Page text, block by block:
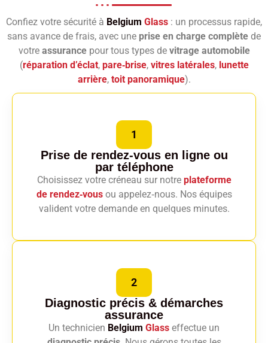
Confiez votre sécurité à Belgium Glass : un processus rapide,
sans avance de frais, avec une prise en charge complète de
votre assurancepour tous types de vitrage automobile
(réparation d’éclat, pare‑brise, vitres latérales, lunette
arrière, toit panoramique).
1
Prise de rendez-vous en ligne ou
par téléphone
Choisissez votre créneau sur notre plateforme
de rendez‑vousou appelez‑nous. Nos équipes
valident votre demande en quelques minutes.
2
Diagnostic précis & démarches
assurance
Un technicien Belgium Glass effectue un